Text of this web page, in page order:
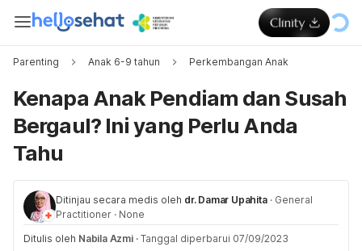
Parenting Anak 6-9 tahun Perkembangan Anak
Kenapa Anak Pendiam dan Susah
Bergaul? Ini yang Perlu Anda
Tahu
Ditinjau secara medis oleh dr. Damar Upahita · General
Practitioner · None
Ditulis oleh Nabila Azmi · Tanggal diperbarui 07/09/2023